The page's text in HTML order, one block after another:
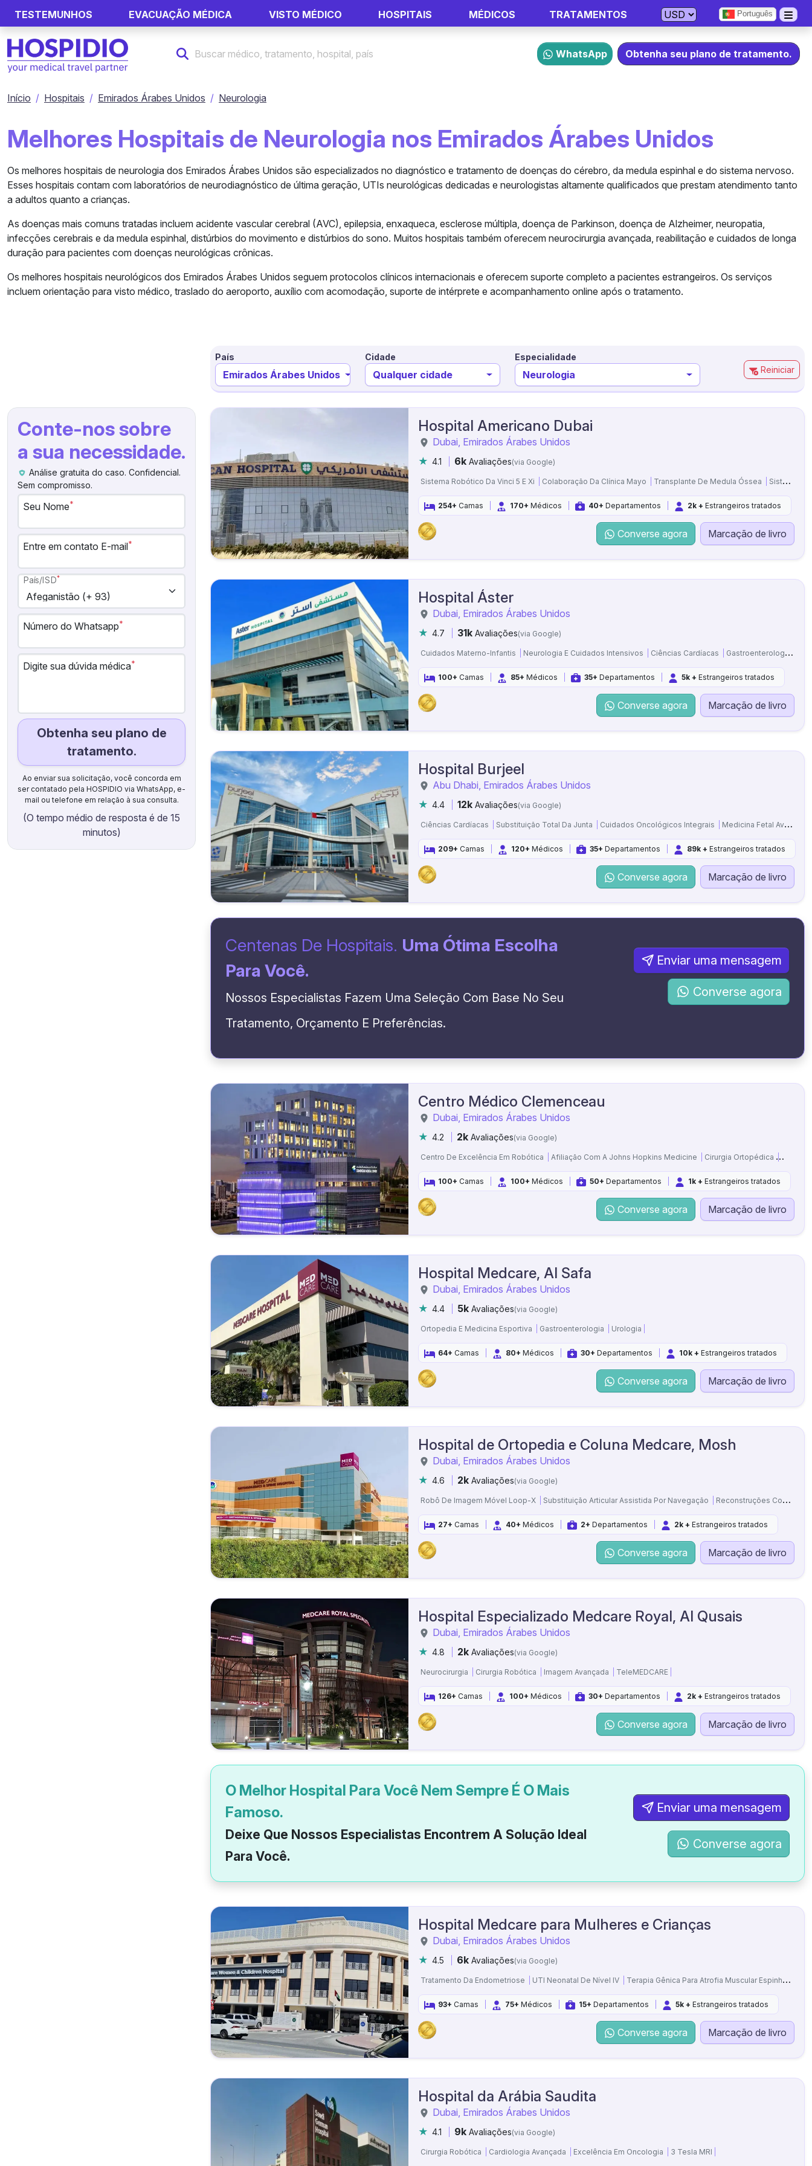
TESTEMUNHOS EVACUAÇÃO MÉDICA VISTO MÉDICO HOSPITAIS MÉDICOS TRATAMENTOS Português
WhatsApp Obtenha seu plano de tratamento.
Início Hospitais Emirados Árabes Unidos Neurologia
Melhores Hospitais de Neurologia nos Emirados Árabes Unidos
Os melhores hospitais de neurologia dos Emirados Árabes Unidos são especializados no diagnóstico e tratamento de doenças do cérebro, da medula espinhal e do sistema nervoso.
Esses hospitais contam com laboratórios de neurodiagnóstico de última geração, UTIs neurológicas dedicadas e neurologistas altamente qualificados que prestam atendimento tanto
a adultos quanto a crianças.
As doenças mais comuns tratadas incluem acidente vascular cerebral (AVC), epilepsia, enxaqueca, esclerose múltipla, doença de Parkinson, doença de Alzheimer, neuropatia,
infecções cerebrais e da medula espinhal, distúrbios do movimento e distúrbios do sono. Muitos hospitais também oferecem neurocirurgia avançada, reabilitação e cuidados de longa
duração para pacientes com doenças neurológicas crônicas.
Os melhores hospitais neurológicos dos Emirados Árabes Unidos seguem protocolos clínicos internacionais e oferecem suporte completo a pacientes estrangeiros. Os serviços
incluem orientação para visto médico, traslado do aeroporto, auxílio com acomodação, suporte de intérprete e acompanhamento online após o tratamento.
País
Emirados Árabes Unidos
Cidade
Qualquer cidade
Especialidade
Neurologia Reiniciar
Conte-nos sobre
a sua necessidade.
Análise gratuita do caso. Confidencial.
Sem compromisso.
Seu Nome*
Entre em contato E-mail*
País/ISD*
Número do Whatsapp*
Digite sua dúvida médica*
Obtenha seu plano de
tratamento.
Ao enviar sua solicitação, você concorda em
ser contatado pela HOSPIDIO via WhatsApp, e-
mail ou telefone em relação à sua consulta.
(O tempo médio de resposta é de 15
minutos)
Hospital Americano Dubai
Dubai, Emirados Árabes Unidos
4.1 6k Avaliações(via Google)
Sistema Robótico Da Vinci 5 E Xi Colaboração Da Clínica Mayo Transplante De Medula Óssea Sistema De Joelho ROSA®
254+ Camas 170+ Médicos 40+ Departamentos 2k + Estrangeiros tratados
Marcação de livro
Converse agora
Hospital Áster
Dubai, Emirados Árabes Unidos
4.7 31k Avaliações(via Google)
Cuidados Materno-Infantis Neurologia E Cuidados Intensivos Ciências Cardíacas Gastroenterologia E Cirurgia Laparoscópica
100+ Camas 85+ Médicos 35+ Departamentos 5k + Estrangeiros tratados
Marcação de livro
Converse agora
Hospital Burjeel
Abu Dhabi, Emirados Árabes Unidos
4.4 12k Avaliações(via Google)
Ciências Cardíacas Substituição Total Da Junta Cuidados Oncológicos Integrais Medicina Fetal Avançada
209+ Camas 120+ Médicos 35+ Departamentos 89k + Estrangeiros tratados
Marcação de livro
Converse agora
Centenas De Hospitais. Uma Ótima Escolha
Para Você.
Nossos Especialistas Fazem Uma Seleção Com Base No Seu
Tratamento, Orçamento E Preferências.
Enviar uma mensagem
Converse agora
Centro Médico Clemenceau
Dubai, Emirados Árabes Unidos
4.2 2k Avaliações(via Google)
Centro De Excelência Em Robótica Afiliação Com A Johns Hopkins Medicine Cirurgia Ortopédica
100+ Camas 100+ Médicos 50+ Departamentos 1k + Estrangeiros tratados
Marcação de livro
Converse agora
Hospital Medcare, Al Safa
Dubai, Emirados Árabes Unidos
4.4 5k Avaliações(via Google)
Ortopedia E Medicina Esportiva Gastroenterologia Urologia
64+ Camas 80+ Médicos 30+ Departamentos 10k + Estrangeiros tratados
Marcação de livro
Converse agora
Hospital de Ortopedia e Coluna Medcare, Mosh
Dubai, Emirados Árabes Unidos
4.6 2k Avaliações(via Google)
Robô De Imagem Móvel Loop-X Substituição Articular Assistida Por Navegação Reconstruções Complexas
27+ Camas 40+ Médicos 2+ Departamentos 2k + Estrangeiros tratados
Marcação de livro
Converse agora
Hospital Especializado Medcare Royal, Al Qusais
Dubai, Emirados Árabes Unidos
4.8 2k Avaliações(via Google)
Neurocirurgia Cirurgia Robótica Imagem Avançada TeleMEDCARE
126+ Camas 100+ Médicos 30+ Departamentos 2k + Estrangeiros tratados
Marcação de livro
Converse agora
O Melhor Hospital Para Você Nem Sempre É O Mais
Famoso.
Deixe Que Nossos Especialistas Encontrem A Solução Ideal
Para Você.
Enviar uma mensagem
Converse agora
Hospital Medcare para Mulheres e Crianças
Dubai, Emirados Árabes Unidos
4.5 6k Avaliações(via Google)
Tratamento Da Endometriose UTI Neonatal De Nível IV Terapia Gênica Para Atrofia Muscular Espinhal (AME)
93+ Camas 75+ Médicos 15+ Departamentos 5k + Estrangeiros tratados
Marcação de livro
Converse agora
Hospital da Arábia Saudita
Dubai, Emirados Árabes Unidos
4.1 9k Avaliações(via Google)
Cirurgia Robótica Cardiologia Avançada Excelência Em Oncologia 3 Tesla MRI